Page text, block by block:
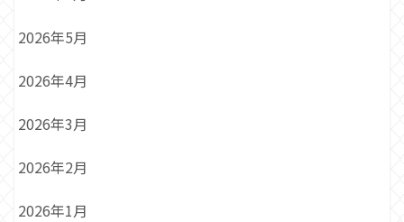
2026年5月
2026年4月
2026年3月
2026年2月
2026年1月